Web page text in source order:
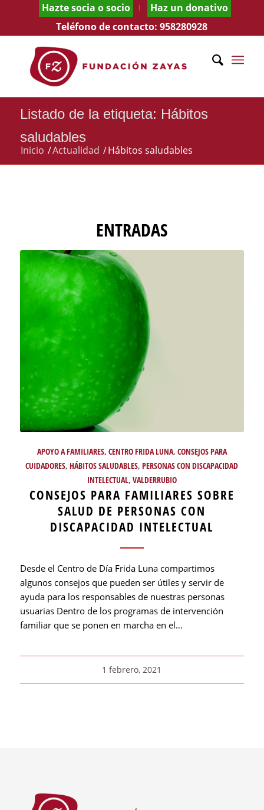
Hazte socia o socio
Haz un donativo
Teléfono de contacto:958280928
Listado de la etiqueta: Hábitos
saludables
Inicio /Actualidad /Hábitos saludables
ENTRADAS
APOYO A FAMILIARES, CENTRO FRIDA LUNA, CONSEJOS PARA
CUIDADORES,HÁBITOS SALUDABLES,PERSONAS CON DISCAPACIDAD
INTELECTUAL, VALDERRUBIO
CONSEJOS PARA FAMILIARES SOBRE
SALUD DE PERSONAS CON
DISCAPACIDAD INTELECTUAL
Desde el Centro de Día Frida Luna compartimos
algunos consejos que pueden ser útiles y servir de
ayuda para los responsables de nuestras personas
usuarias Dentro de los programas de intervención
familiar que se ponen en marcha en el…
1 febrero, 2021